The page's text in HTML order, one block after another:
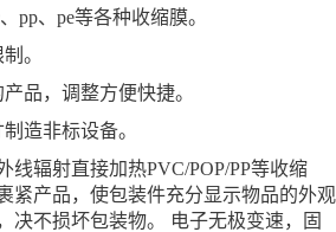
、pe等各种收缩膜。
。
，调整方便快捷。
造非标设备。
辐射直接加热PVC/POP/PP等收缩
紧产品，使包装件充分显示物品的外观
决不损坏包装物。 电子无极变速，固